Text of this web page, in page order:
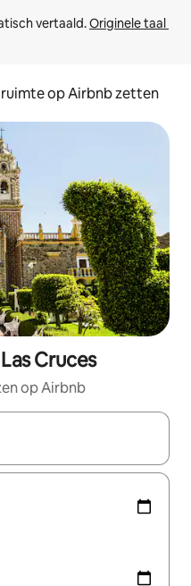
vertaald. Originele taal
op Airbnb zetten
Cruces
op Airbnb
zijn, maak je een keuze